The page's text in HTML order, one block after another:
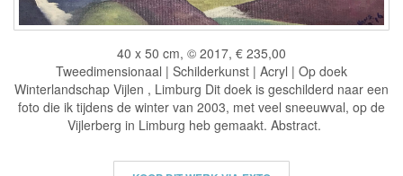
40 x 50 cm, © 2017, € 235,00
Tweedimensionaal | Schilderkunst | Acryl | Op doek
Winterlandschap Vijlen , Limburg Dit doek is geschilderd naar een
foto die ik tijdens de winter van 2003, met veel sneeuwval, op de
Vijlerberg in Limburg heb gemaakt. Abstract.